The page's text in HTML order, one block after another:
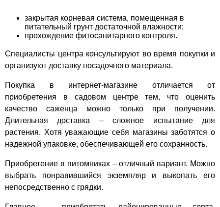
закрытая корневая система, помещенная в
питательный грунт достаточной влажности;
прохождение фитосанитарного контроля.
Специалисты центра консультируют во время покупки и
организуют доставку посадочного материала.
Покупка в интернет-магазине отличается от
приобретения в садовом центре тем, что оценить
качество саженца можно только при получении.
Длительная доставка – сложное испытание для
растения. Хотя уважающие себя магазины заботятся о
надежной упаковке, обеспечивающей его сохранность.
Приобретение в питомниках – отличный вариант. Можно
выбрать понравившийся экземпляр и выкопать его
непосредственно с грядки.